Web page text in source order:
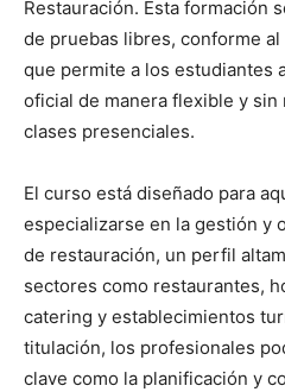
Restauración. Esta formación
de pruebas libres, conforme
que permite a los estudiantes
oficial de manera flexible y sin
clases presenciales.
El curso está diseñado para
especializarse en la gestión y
de restauración, un perfil
sectores como restaurantes,
catering y establecimientos
titulación, los profesionales
clave como la planificación y